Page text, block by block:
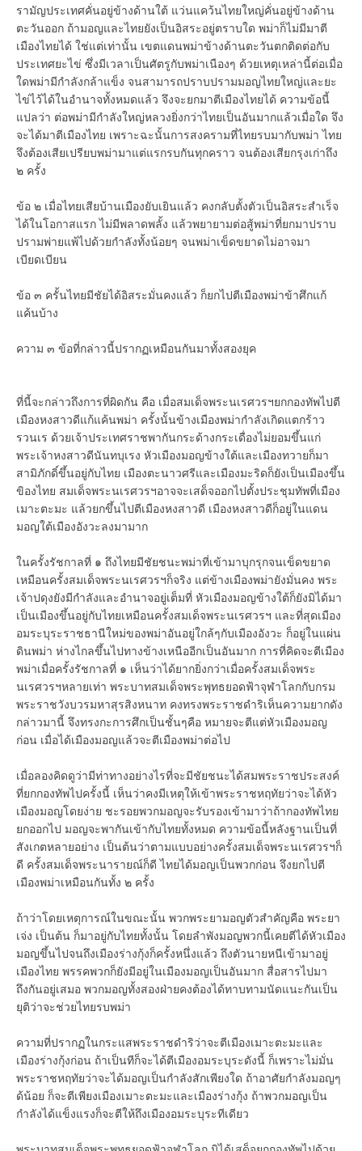
รามัญประเทศคั่นอยู่ข้างด้านใต้ แว่นแคว้นไทยใหญ่คั่นอยู่ข้างด้าน
ตะวันออก ถ้ามอญและไทยยังเป็นอิสระอยู่ตราบใด พม่าก็ไม่มีมาตี
เมืองไทยได้ ใช่แต่เท่านั้น เขตแดนพม่าข้างด้านตะวันตกติดต่อกับ
ประเทศยะไข่ ซึ่งมีเวลาเป็นศัตรูกับพม่าเนืองๆ ด้วยเหตุเหล่านี้ต่อเมื่อ
ใดพม่ามีกำลังกล้าแข็ง จนสามารถปราบปรามมอญไทยใหญ่และยะ
ไข่ไว้ได้ในอำนาจทั้งหมดแล้ว จึงจะยกมาตีเมืองไทยได้ ความข้อนี้
แปลว่า ต่อพม่ามีกำลังใหญ่หลวงยิ่งกว่าไทยเป็นอันมากแล้วเมื่อใด จึง
จะได้มาตีเมืองไทย เพราะฉะนั้นการสงครามที่ไทยรบมากับพม่า ไทย
จึงต้องเสียเปรียบพม่ามาแต่แรกรบกันทุกคราว จนต้องเสียกรุงเก่าถึง
๒ ครั้ง
ข้อ ๒ เมื่อไทยเสียบ้านเมืองยับเยินแล้ว คงกลับตั้งตัวเป็นอิสระสำเร็จ
ได้ในโอกาสแรก ไม่มีพลาดพลั้ง แล้วพยายามต่อสู้พม่าที่ยกมาปราบ
ปรามพ่ายแพ้ไปด้วยกำลังทั้งน้อยๆ จนพม่าเข็ดขยาดไม่อาจมา
เบียดเบียน
ข้อ ๓ ครั้นไทยมีชัยได้อิสระมั่นคงแล้ว ก็ยกไปตีเมืองพม่าข้าศึกแก้
แค้นบ้าง
ความ ๓ ข้อที่กล่าวนี้ปรากฏเหมือนกันมาทั้งสองยุค
ที่นี้จะกล่าวถึงการที่ผิดกัน คือ เมื่อสมเด็จพระนเรศวรฯยกกองทัพไปตี
เมืองหงสาวดีแก้แค้นพม่า ครั้งนั้นข้างเมืองพม่ากำลังเกิดแตกร้าว
รวนเร ด้วยเจ้าประเทศราชพากันกระด้างกระเดื่องไม่ยอมขึ้นแก่
พระเจ้าหงสาวดีนันทบุเรง หัวเมืองมอญข้างใต้และเมืองทวายก็มา
สามิภักดิ์ขึ้นอยู่กับไทย เมืองตะนาวศรีและเมืองมะริดก็ยังเป็นเมืองขึ้น
ขิองไทย สมเด็จพระนเรศวรฯอาจจะเสด็จออกไปตั้งประชุมทัพที่เมือง
เมาะตะมะ แล้วยกขึ้นไปตีเมืองหงสาวดี เมืองหงสาวดีก็อยู่ในแดน
มอญใต้เมืองอังวะลงมามาก
ในครั้งรัชกาลที่ ๑ ถึงไทยมีชัยชนะพม่าที่เข้ามาบุกรุกจนเข็ดขยาด
เหมือนครั้งสมเด็จพระนเรศวรฯก็จริง แต่ข้างเมืองพม่ายังมั่นคง พระ
เจ้าปดุงยังมีกำลังและอำนาจอยู่เต็มที่ หัวเมืองมอญข้างใต้ก็ยังมิได้มา
เป็นเมืองขึ้นอยู่กับไทยเหมือนครั้งสมเด็จพระนเรศวรฯ และที่สุดเมือง
อมระบุระราชธานีใหม่ของพม่าอันอยู่ใกล้ๆกับเมืองอังวะ ก็อยู่ในแผ่น
ดินพม่า ห่างไกลขึ้นไปทางข้างเหนืออีกเป็นอันมาก การที่คิดจะตีเมือง
พม่าเมื่อครั้งรัชกาลที่ ๑ เห็นว่าได้ยากยิ่งกว่าเมื่อครั้งสมเด็จพระ
นเรศวรฯหลายเท่า พระบาทสมเด็จพระพุทธยอดฟ้าจุฬาโลกกับกรม
พระราชวังบวรมหาสุรสิงหนาท คงทรงพระราชดำริเห็นความยากดัง
กล่าวมานี้ จึงทรงกะการศึกเป็นชั้นๆคือ หมายจะตีแต่หัวเมืองมอญ
ก่อน เมื่อได้เมืองมอญแล้วจะตีเมืองพม่าต่อไป
เมื่อลองคิดดูว่ามีท่าทางอย่างไรที่จะมีชัยชนะได้สมพระราชประสงค์
ที่ยกกองทัพไปครั้งนี้ เห็นว่าคงมีเหตุให้เข้าพระราชหฤทัยว่าจะได้หัว
เมืองมอญโดยง่าย ชะรอยพวกมอญจะรับรองเข้ามาว่าถ้ากองทัพไทย
ยกออกไป มอญจะพากันเข้ากับไทยทั้งหมด ความข้อนี้หลังฐานเป็นที่
สังเกตหลายอย่าง เป็นต้นว่าตามแบบอย่างครั้งสมเด็จพระนเรศวรฯก็
ดี ครั้งสมเด็จพระนารายณ์ก็ดี ไทยได้มอญเป็นพวกก่อน จึงยกไปตี
เมืองพม่าเหมือนกันทั้ง ๒ ครั้ง
ถ้าว่าโดยเหตุการณ์ในขณะนั้น พวกพระยามอญตัวสำคัญคือ พระยา
เจ่ง เป็นต้น ก็มาอยู่กับไทยทั้งนั้น โดยลำพังมอญพวกนี้เคยตีได้หัวเมือง
มอญขึ้นไปจนถึงเมืองร่างกุ้งก็ครั้งหนึ่งแล้ว ถึงตัวนายหนีเข้ามาอยู่
เมืองไทย พรรคพวกก็ยังมีอยู่ในเมืองมอญเป็นอันมาก สื่อสารไปมา
ถึงกันอยู่เสมอ พวกมอญทั้งสองฝ่ายคงต้องได้ทาบทามนัดแนะกันเป็น
ยุติว่าจะช่วยไทยรบพม่า
ความที่ปรากฏในกระแสพระราชดำริว่าจะตีเมืองเมาะตะมะและ
เมืองร่างกุ้งก่อน ถ้าเป็นทีก็จะได้ตีเมืองอมระบุระดังนี้ ก็เพราะไม่มั่น
พระราชหฤทัยว่าจะได้มอญเป็นกำลังสักเพียงใด ถ้าอาศัยกำลังมอญๆ
ด้น้อย ก็จะตีเพียงเมืองเมาะตะมะและเมืองร่างกุ้ง ถ้าพวกมอญเป็น
กำลังได้แข็งแรงก็จะตีให้ถึงเมืองอมระบุระทีเดียว